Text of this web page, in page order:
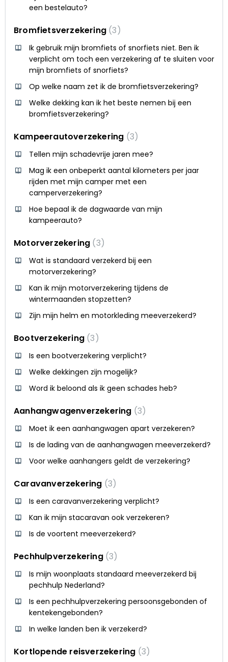
een bestelauto?
Bromfietsverzekering 3
Ik gebruik mijn bromfiets of snorfiets niet. Ben ik
verplicht om toch een verzekering af te sluiten voor
mijn bromfiets of snorfiets?
Op welke naam zet ik de bromfietsverzekering?
Welke dekking kan ik het beste nemen bij een
bromfietsverzekering?
Kampeerautoverzekering 3
Tellen mijn schadevrije jaren mee?
Mag ik een onbeperkt aantal kilometers per jaar
rijden met mijn camper met een
camperverzekering?
Hoe bepaal ik de dagwaarde van mijn
kampeerauto?
Motorverzekering 3
Wat is standaard verzekerd bij een
motorverzekering?
Kan ik mijn motorverzekering tijdens de
wintermaanden stopzetten?
Zijn mijn helm en motorkleding meeverzekerd?
Bootverzekering 3
Is een bootverzekering verplicht?
Welke dekkingen zijn mogelijk?
Word ik beloond als ik geen schades heb?
Aanhangwagenverzekering 3
Moet ik een aanhangwagen apart verzekeren?
Is de lading van de aanhangwagen meeverzekerd?
Voor welke aanhangers geldt de verzekering?
Caravanverzekering 3
Is een caravanverzekering verplicht?
Kan ik mijn stacaravan ook verzekeren?
Is de voortent meeverzekerd?
Pechhulpverzekering 3
Is mijn woonplaats standaard meeverzekerd bij
pechhulp Nederland?
Is een pechhulpverzekering persoonsgebonden of
kentekengebonden?
In welke landen ben ik verzekerd?
Kortlopende reisverzekering 3